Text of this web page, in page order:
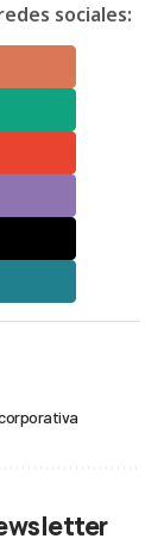
sociales: